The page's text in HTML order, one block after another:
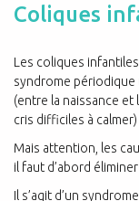
Coliques
Les coliques
syndrome périodique
(entre la naissance et
cris difficiles à calmer)
Mais attention, les
il faut d’abord
Il s’agit d’un